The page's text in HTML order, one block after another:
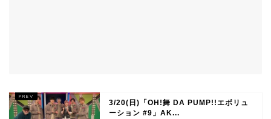
3/20(日)「OH!舞 DA PUMP!!エボリュ
ーション #9」AK...